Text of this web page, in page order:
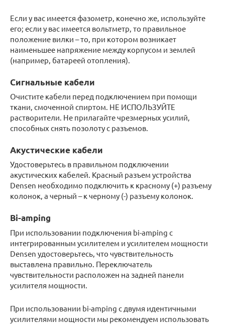
Если у вас имеется фазометр, конечно же, используйте
его; если у вас имеется вольтметр, то правильное
положение вилки – то, при котором возникает
наименьшее напряжение между корпусом и землей
(например, батареей отопления).
Сигнальные кабели
Очистите кабели перед подключением при помощи
ткани, смоченной спиртом. НЕ ИСПОЛЬЗУЙТЕ
растворители. Не прилагайте чрезмерных усилий,
способных снять позолоту с разъемов.
Акустические кабели
Удостоверьтесь в правильном подключении
акустических кабелей. Красный разъем устройства
Densen необходимо подключить к красному (+) разъему
колонок, а черный – к черному (-) разъему колонок.
Bi-amping
При использовании подключения bi-amping с
интегрированным усилителем и усилителем мощности
Densen удостоверьтесь, что чувствительность
выставлена правильно. Переключатель
чувствительности расположен на задней панели
усилителя мощности.
При использовании bi-amping с двумя идентичными
усилителями мощности мы рекомендуем использовать